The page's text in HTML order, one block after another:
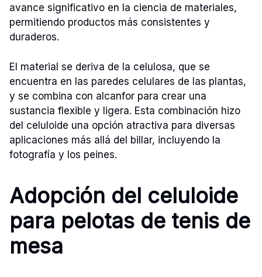
avance significativo en la ciencia de materiales,
permitiendo productos más consistentes y
duraderos.
El material se deriva de la celulosa, que se
encuentra en las paredes celulares de las plantas,
y se combina con alcanfor para crear una
sustancia flexible y ligera. Esta combinación hizo
del celuloide una opción atractiva para diversas
aplicaciones más allá del billar, incluyendo la
fotografía y los peines.
Adopción del celuloide
para pelotas de tenis de
mesa